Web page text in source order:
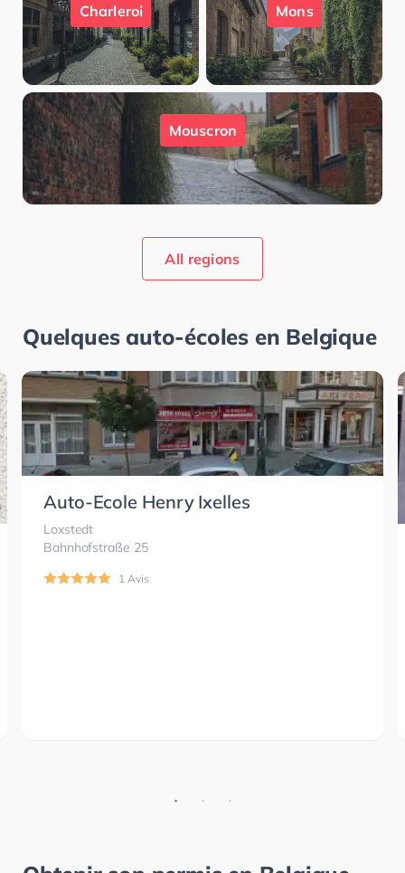
Charleroi Mons
Mouscron
All regions
Quelques auto-écoles en Belgique
Auto-Ecole Henry Ixelles
Loxstedt
Bahnhofstraße 25
1 Avis